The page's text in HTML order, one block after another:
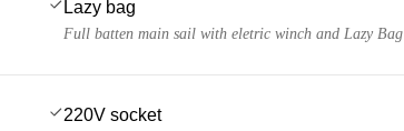
Lazy bag
Full batten main sail with eletric winch and Lazy Bag
220V socket